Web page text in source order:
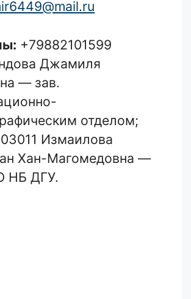
+79882101599
Джамиля
— зав.
отделом;
Измаилова
Хан-Магомедовна —
НБ ДГУ.